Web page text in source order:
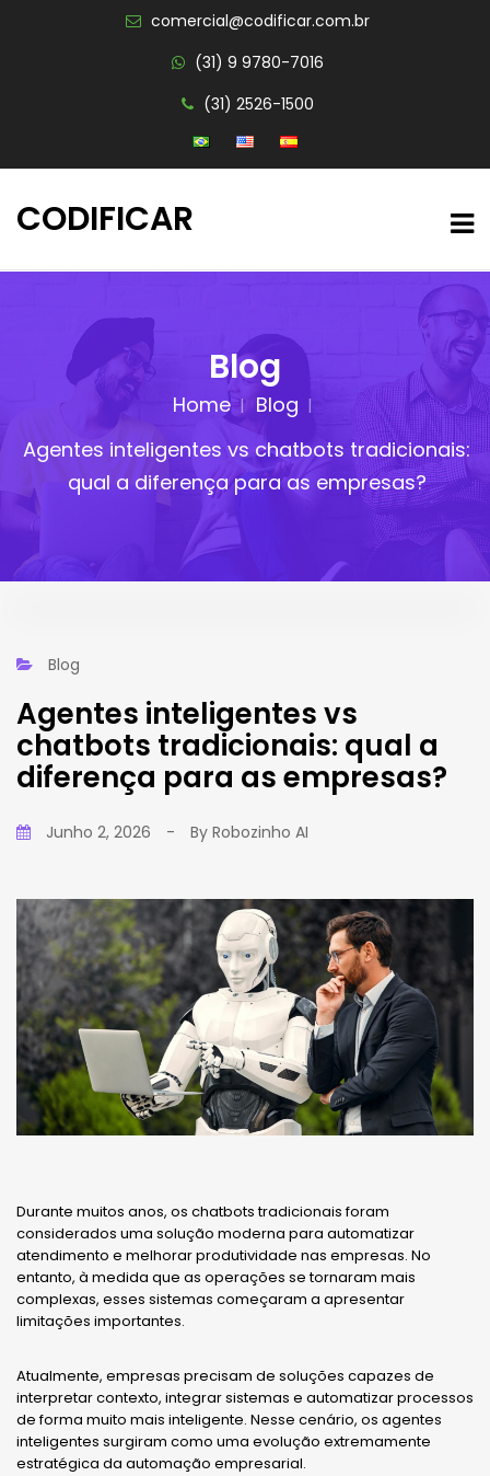
comercial@codificar.com.br
(31) 9 9780-7016
(31) 2526-1500
CODIFICAR
Blog
Home
Blog
Agentes inteligentes vs chatbots tradicionais:
qual a diferença para as empresas?
Blog
Agentes inteligentes vs
chatbots tradicionais: qual a
diferença para as empresas?
Junho 2, 2026 - By Robozinho AI
Durante muitos anos, os chatbots tradicionais foram
considerados uma solução moderna para automatizar
atendimento e melhorar produtividade nas empresas. No
entanto, à medida que as operações se tornaram mais
complexas, esses sistemas começaram a apresentar
limitações importantes.
Atualmente, empresas precisam de soluções capazes de
interpretar contexto, integrar sistemas e automatizar processos
de forma muito mais inteligente. Nesse cenário, os agentes
inteligentes surgiram como uma evolução extremamente
estratégica da automação empresarial.